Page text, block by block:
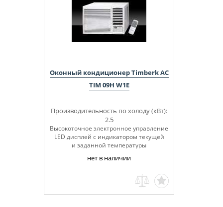
Оконный кондиционер Timberk AC
TIM 09H W1E
Производительность по холоду (кВт):
2.5
Высокоточное электронное управление
LED дисплей с индикатором текущей
и заданной температуры
нет в наличии